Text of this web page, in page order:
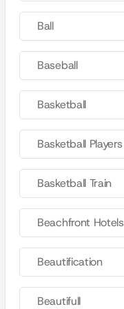
Ball
Baseball
Basketball
Basketball Players
Basketball Train
Beachfront Hotels
Beautification
Beautifull